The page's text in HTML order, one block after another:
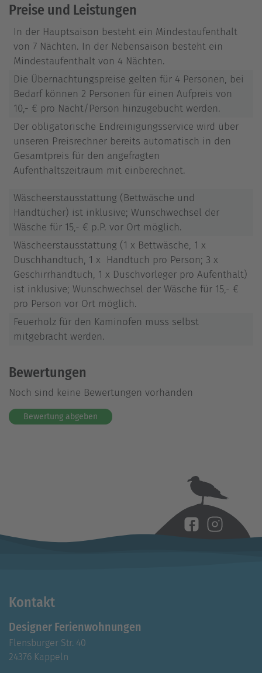
Preise und Leistungen
In der Hauptsaison besteht ein Mindestaufenthalt
von 7 Nächten. In der Nebensaison besteht ein
Mindestaufenthalt von 4 Nächten.
Die Übernachtungspreise gelten für 4 Personen, bei
Bedarf können 2 Personen für einen Aufpreis von
10,- € pro Nacht/Person hinzugebucht werden.
Der obligatorische Endreinigungsservice wird über
unseren Preisrechner bereits automatisch in den
Gesamtpreis für den angefragten
Aufenthaltszeitraum mit einberechnet.
Wäscheerstausstattung (Bettwäsche und
Handtücher) ist inklusive; Wunschwechsel der
Wäsche für 15,- € p.P. vor Ort möglich.
Wäscheerstausstattung (1 x Bettwäsche, 1 x
Duschhandtuch, 1 x Handtuch pro Person; 3 x
Geschirrhandtuch, 1 x Duschvorleger pro Aufenthalt)
ist inklusive; Wunschwechsel der Wäsche für 15,- €
pro Person vor Ort möglich.
Feuerholz für den Kaminofen muss selbst
mitgebracht werden.
Bewertungen
Noch sind keine Bewertungen vorhanden
Bewertung abgeben
Kontakt
Designer Ferienwohnungen
Flensburger Str. 40
24376 Kappeln